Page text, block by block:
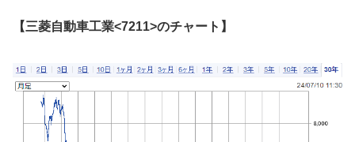
【三菱自動車工業<7211>のチャート】